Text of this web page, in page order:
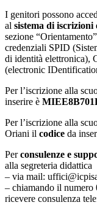
I genitori possono
al sistema di iscrizioni
sezione “Orientamento”
credenziali SPID
di identità elettronica),
(electronic
Per l’iscrizione alla
inserire è
Per l’iscrizione alla
Oriani il codice da
Per consulenze e
alla segreteria didattica
– via mail:
– chiamando il
ricevere consulenza